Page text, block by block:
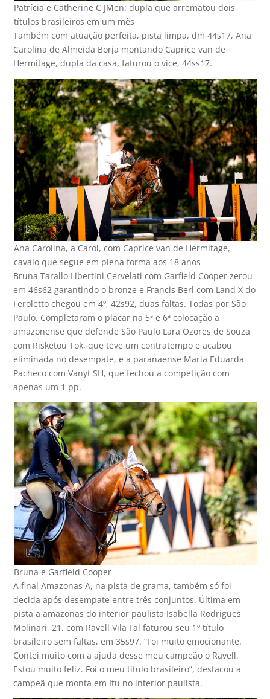
Patrícia e Catherine C JMen: dupla que arrematou dois
títulos brasileiros em um mês
Também com atuação perfeita, pista limpa, dm 44s17, Ana
Carolina de Almeida Borja montando Caprice van de
Hermitage, dupla da casa, faturou o vice, 44ss17.
Ana Carolina, a Carol, com Caprice van de Hermitage,
cavalo que segue em plena forma aos 18 anos
Bruna Tarallo Libertini Cervelati com Garfield Cooper zerou
em 46s62 garantindo o bronze e Francis Berl com Land X do
Feroletto chegou em 4º, 42s92, duas faltas. Todas por São
Paulo. Completaram o placar na 5ª e 6ª colocação a
amazonense que defende São Paulo Lara Ozores de Souza
com Risketou Tok, que teve um contratempo e acabou
eliminada no desempate, e a paranaense Maria Eduarda
Pacheco com Vanyt SH, que fechou a competição com
apenas um 1 pp.
Bruna e Garfield Cooper
A final Amazonas A, na pista de grama, também só foi
decida após desempate entre três conjuntos. Última em
pista a amazonas do interior paulista Isabella Rodrigues
Molinari, 21, com Ravell Vila Fal faturou seu 1º título
brasileiro sem faltas, em 35s97. “Foi muito emocionante.
Contei muito com a ajuda desse meu campeão o Ravell.
Estou muito feliz. Foi o meu título brasileiro”, destacou a
campeã que monta em Itu no interior paulista.